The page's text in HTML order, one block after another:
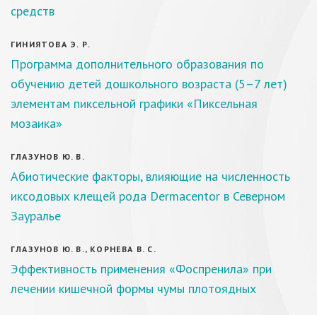
средств
ГИНИЯТОВА Э. Р.
Программа дополнительного образования по
обучению детей дошкольного возраста (5–7 лет)
элементам пиксельной графики «Пиксельная
мозаика»
ГЛАЗУНОВ Ю. В.
Абиотические факторы, влияющие на численность
иксодовых клещей рода Dermacentor в Северном
Зауралье
ГЛАЗУНОВ Ю. В., КОРНЕВА В. С.
Эффективность применения «Фоспренила» при
лечении кишечной формы чумы плотоядных